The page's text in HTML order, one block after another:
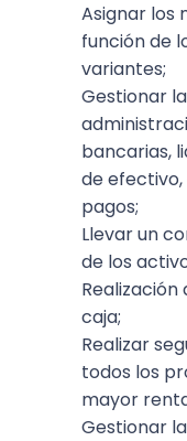
Asignar los
función de
variantes;
Gestionar
bancarias,
de
pagos;
Llevar un
de los
Realización
caja;
Realizar
todos los
mayor
Gestionar